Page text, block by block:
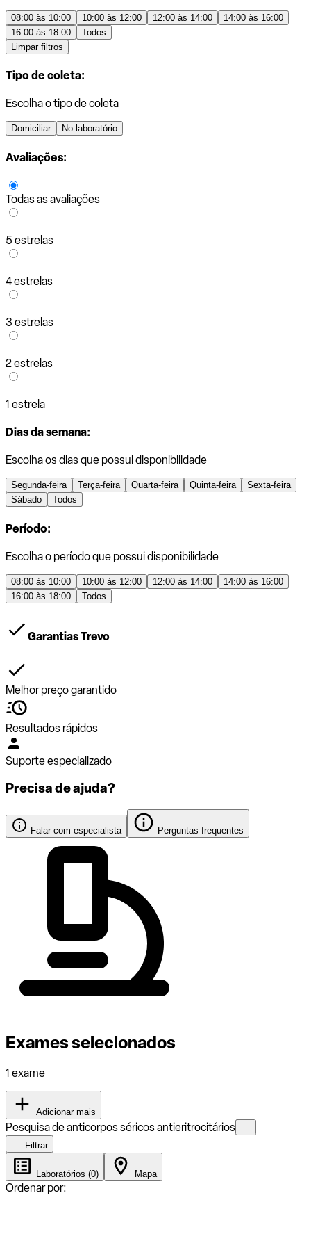
08:00 às 10:00 10:00 às 12:00 12:00 às 14:00
14:00 às 16:00
16:00 às 18:00
Todos
Limpar filtros
Tipo de coleta:
Escolha o tipo de coleta
Domiciliar No laboratório
Avaliações:
Todas as avaliações
5 estrelas
4 estrelas
3 estrelas
2 estrelas
1 estrela
Dias da semana:
Escolha os dias que possui disponibilidade
Segunda-feira Terça-feira Quarta-feira Quinta-feira
Sexta-feira
Sábado
Todos
Período:
Escolha o período que possui disponibilidade
08:00 às 10:00 10:00 às 12:00 12:00 às 14:00
14:00 às 16:00
16:00 às 18:00
Todos
Garantias Trevo
Melhor preço garantido
Resultados rápidos
Suporte especializado
Precisa de ajuda?
Falar com especialista Perguntas frequentes
Exames selecionados
1 exame
Adicionar mais
Pesquisa de anticorpos séricos antieritrocitários
Filtrar
Laboratórios (0) Mapa
Ordenar por: